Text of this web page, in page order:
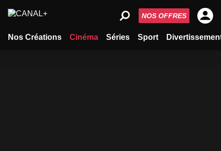
Nos Créations Cinéma Séries Sport
NOS OFFRES